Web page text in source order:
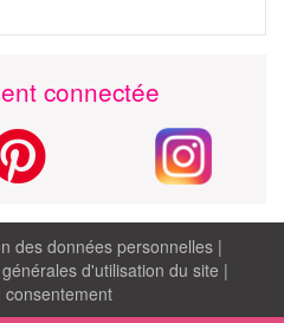
connectée
des données personnelles |
d'utilisation du site |
consentement